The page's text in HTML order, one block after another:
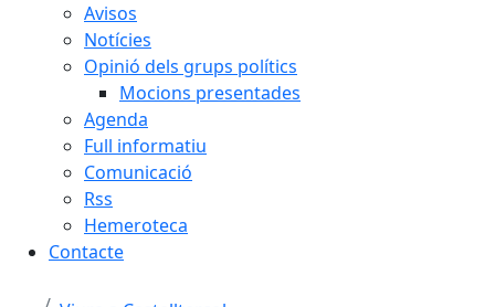
Avisos
Notícies
Opinió dels grups polítics
Mocions presentades
Agenda
Full informatiu
Comunicació
Rss
Hemeroteca
Contacte